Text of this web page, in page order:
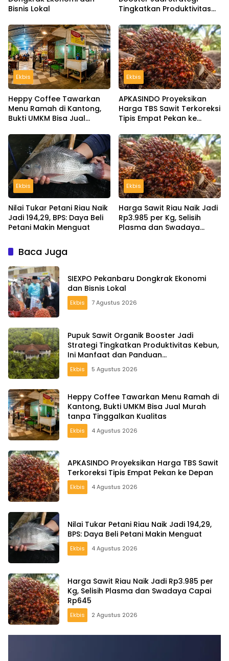
Bisnis Lokal
Tingkatkan Produktivitas
Panduan Pemupukannya
Ekbis
Heppy Coffee Tawarkan
Menu Ramah di Kantong,
Bukti UMKM Bisa Jual
Kualitas
Ekbis
APKASINDO Proyeksikan
Harga TBS Sawit Terkoreksi
Tipis Empat Pekan ke
Ekbis
Nilai Tukar Petani Riau Naik
Jadi 194,29, BPS: Daya Beli
Petani Makin Menguat
Ekbis
Harga Sawit Riau Naik Jadi
Rp3.985 per Kg, Selisih
Plasma dan Swadaya
Baca Juga
SIEXPO Pekanbaru Dongkrak Ekonomi
dan Bisnis Lokal
Ekbis 7 Agustus 2026
Pupuk Sawit Organik Booster Jadi
Strategi Tingkatkan Produktivitas Kebun,
Ini Manfaat dan Panduan
Pemupukannya
Ekbis 5 Agustus 2026
Heppy Coffee Tawarkan Menu Ramah di
Kantong, Bukti UMKM Bisa Jual Murah
tanpa Tinggalkan Kualitas
Ekbis 4 Agustus 2026
APKASINDO Proyeksikan Harga TBS Sawit
Terkoreksi Tipis Empat Pekan ke Depan
Ekbis 4 Agustus 2026
Nilai Tukar Petani Riau Naik Jadi 194,29,
BPS: Daya Beli Petani Makin Menguat
Ekbis 4 Agustus 2026
Harga Sawit Riau Naik Jadi Rp3.985 per
Kg, Selisih Plasma dan Swadaya Capai
Rp645
Ekbis 2 Agustus 2026